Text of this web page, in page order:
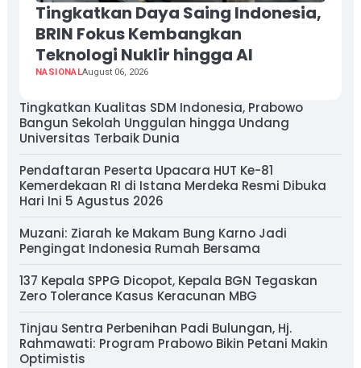
Tingkatkan Daya Saing Indonesia,
BRIN Fokus Kembangkan
Teknologi Nuklir hingga AI
NASIONALAugust 06, 2026
Tingkatkan Kualitas SDM Indonesia, Prabowo
Bangun Sekolah Unggulan hingga Undang
Universitas Terbaik Dunia
Pendaftaran Peserta Upacara HUT Ke-81
Kemerdekaan RI di Istana Merdeka Resmi Dibuka
Hari Ini 5 Agustus 2026
Muzani: Ziarah ke Makam Bung Karno Jadi
Pengingat Indonesia Rumah Bersama
137 Kepala SPPG Dicopot, Kepala BGN Tegaskan
Zero Tolerance Kasus Keracunan MBG
Tinjau Sentra Perbenihan Padi Bulungan, Hj.
Rahmawati: Program Prabowo Bikin Petani Makin
Optimistis